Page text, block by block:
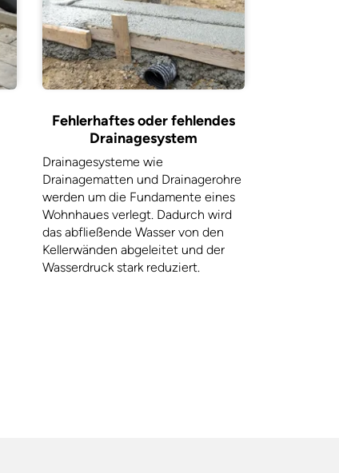
Fehlerhaftes oder fehlendes
Drainagesystem
Drainagesysteme wie
Drainagematten und Drainagerohre
werden um die Fundamente eines
Wohnhaues verlegt. Dadurch wird
das abfließende Wasser von den
Kellerwänden abgeleitet und der
Wasserdruck stark reduziert.